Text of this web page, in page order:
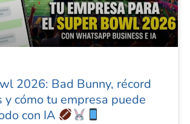
2026: Bad Bunny, récord
y cómo tu empresa puede
con IA